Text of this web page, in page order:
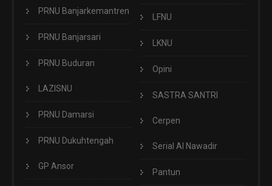
PRNU Banjarkemantren
PRNU Banjarsari
PRNU Buduran
LAZISNU
PRNU Damarsi
PRNU Dukuhtengah
GP Ansor
LFNU
LKNU
Opini
SASTRA SANTRI
Cerpen
Serial Al Nawadir
Pantun